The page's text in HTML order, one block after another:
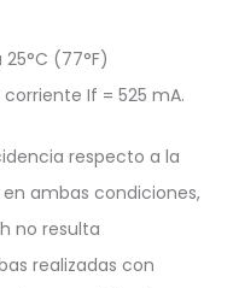
(77°F)
If = 525 mA.
respecto a la
ambas condiciones,
no resulta
realizadas con